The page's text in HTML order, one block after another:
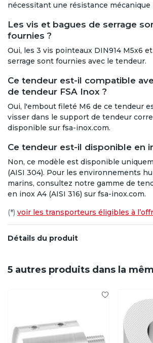
nécessitant une résistance
Les vis et bagues de serrage
fournies ?
Oui, les 3 vis pointeaux DIN914 M5x6
serrage sont fournies avec le tendeur.
Ce tendeur est-il compatible
de tendeur FSA Inox ?
Oui, l'embout fileté M6 de ce tendeur
visser dans le support de tendeur
disponible sur fsa-inox.com.
Ce tendeur est-il disponible en
Non, ce modèle est disponible
(AISI 304). Pour les environnements
marins, consultez notre gamme de
en inox A4 (AISI 316) sur fsa-inox.com.
(*) voir les transporteurs éligibles à
Détails du produit
5 autres produits dans la